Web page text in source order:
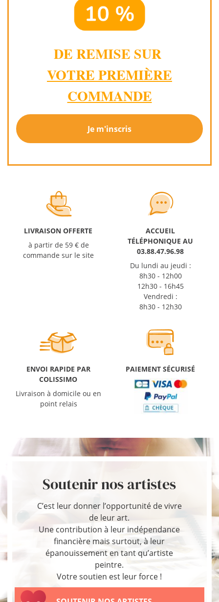
DE REMISE SUR
VOTRE PREMIÈRE
COMMANDE
Je m'inscris
LIVRAISON OFFERTE
à partir de 59 € de
commande sur le site
ACCUEIL
TÉLÉPHONIQUE AU
03.88.47.96.98
Du lundi au jeudi :
8h30 - 12h00
12h30 - 16h45
Vendredi :
8h30 - 12h30
ENVOI RAPIDE PAR
COLISSIMO
Livraison à domicile ou en
point relais
PAIEMENT SÉCURISÉ
Soutenir nos artistes
C’est leur donner l’opportunité de vivre
de leur art.
Une contribution à leur indépendance
financière mais surtout, à leur
épanouissement en tant qu’artiste
peintre.
Votre soutien est leur force !